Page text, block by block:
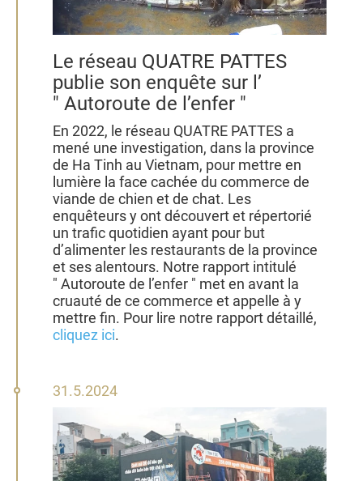
Le réseau QUATRE PATTES
publie son enquête sur l’
" Autoroute de l’enfer "
En 2022, le réseau QUATRE PATTES a
mené une investigation, dans la province
de Ha Tinh au Vietnam, pour mettre en
lumière la face cachée du commerce de
viande de chien et de chat. Les
enquêteurs y ont découvert et répertorié
un trafic quotidien ayant pour but
d’alimenter les restaurants de la province
et ses alentours. Notre rapport intitulé
" Autoroute de l’enfer " met en avant la
cruauté de ce commerce et appelle à y
mettre fin. Pour lire notre rapport détaillé,
cliquez ici.
31
2024
31.5.2024